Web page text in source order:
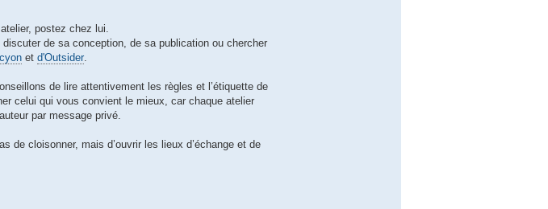
postez chez lui.
de sa conception, de sa publication ou chercher
et d'Outsider.
de lire attentivement les règles et l’étiquette de
celui qui vous convient le mieux, car chaque atelier
par message privé.
de cloisonner, mais d’ouvrir les lieux d’échange et de